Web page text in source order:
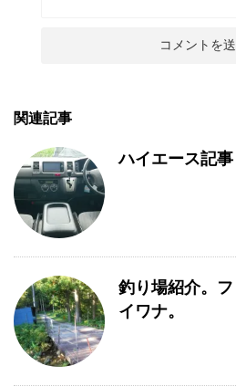
関連記事
ハイエース記事
釣り場紹介。
イワナ。